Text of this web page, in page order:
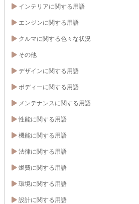
インテリアに関する用語
エンジンに関する用語
クルマに関する色々な状況
その他
デザインに関する用語
ボディーに関する用語
メンテナンスに関する用語
性能に関する用語
機能に関する用語
法律に関する用語
燃費に関する用語
環境に関する用語
設計に関する用語